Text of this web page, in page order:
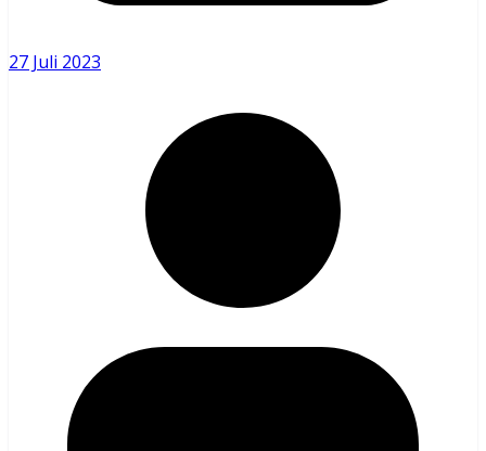
27 Juli 2023